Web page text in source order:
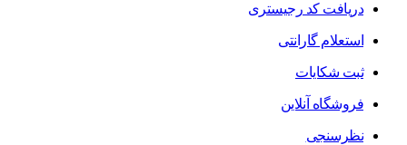
دریافت کد رجیستری
استعلام گارانتی
ثبت شکایات
فروشگاه آنلاین
نظرسنجی